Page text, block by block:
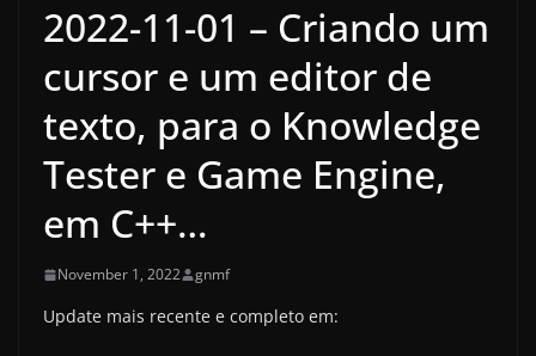
2022-11-01 – Criando um
cursor e um editor de
texto, para o Knowledge
Tester e Game Engine,
em C++…
November 1, 2022 gnmf
Update mais recente e completo em: